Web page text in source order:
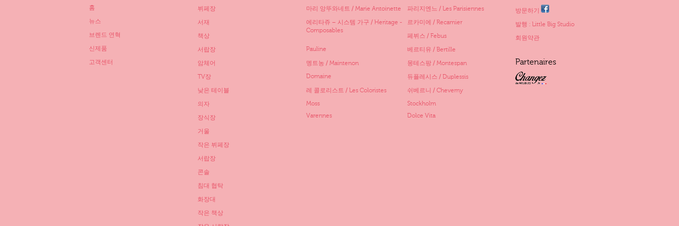
홈
뉴스
브렌드 연혁
신제품
고객센터
뷔페장
서재
책상
서랍장
암체어
TV장
낮은 테이블
의자
장식장
거울
작은 뷔페장
서랍장
콘솔
침대 협탁
화장대
작은 책상
마리 앙뚜와네트 / Marie Antoinette
파리지엔느 / Les Parisiennes
에리타쥬 – 시스템 가구 / Heritage -
Composables
르카미에 / Recamier
페뷔스 / Febus
Pauline
베르티유 / Bertille
멩트농 / Maintenon
몽테스팡 / Montespan
Domaine
듀플레시스 / Duplessis
레 콜로리스트 / Les Coloristes
쉬베르니 / Cheverny
Moss
Stockholm
Varennes
Dolce Vita
방문하기
발행 : Little Big Studio
회원약관
Partenaires